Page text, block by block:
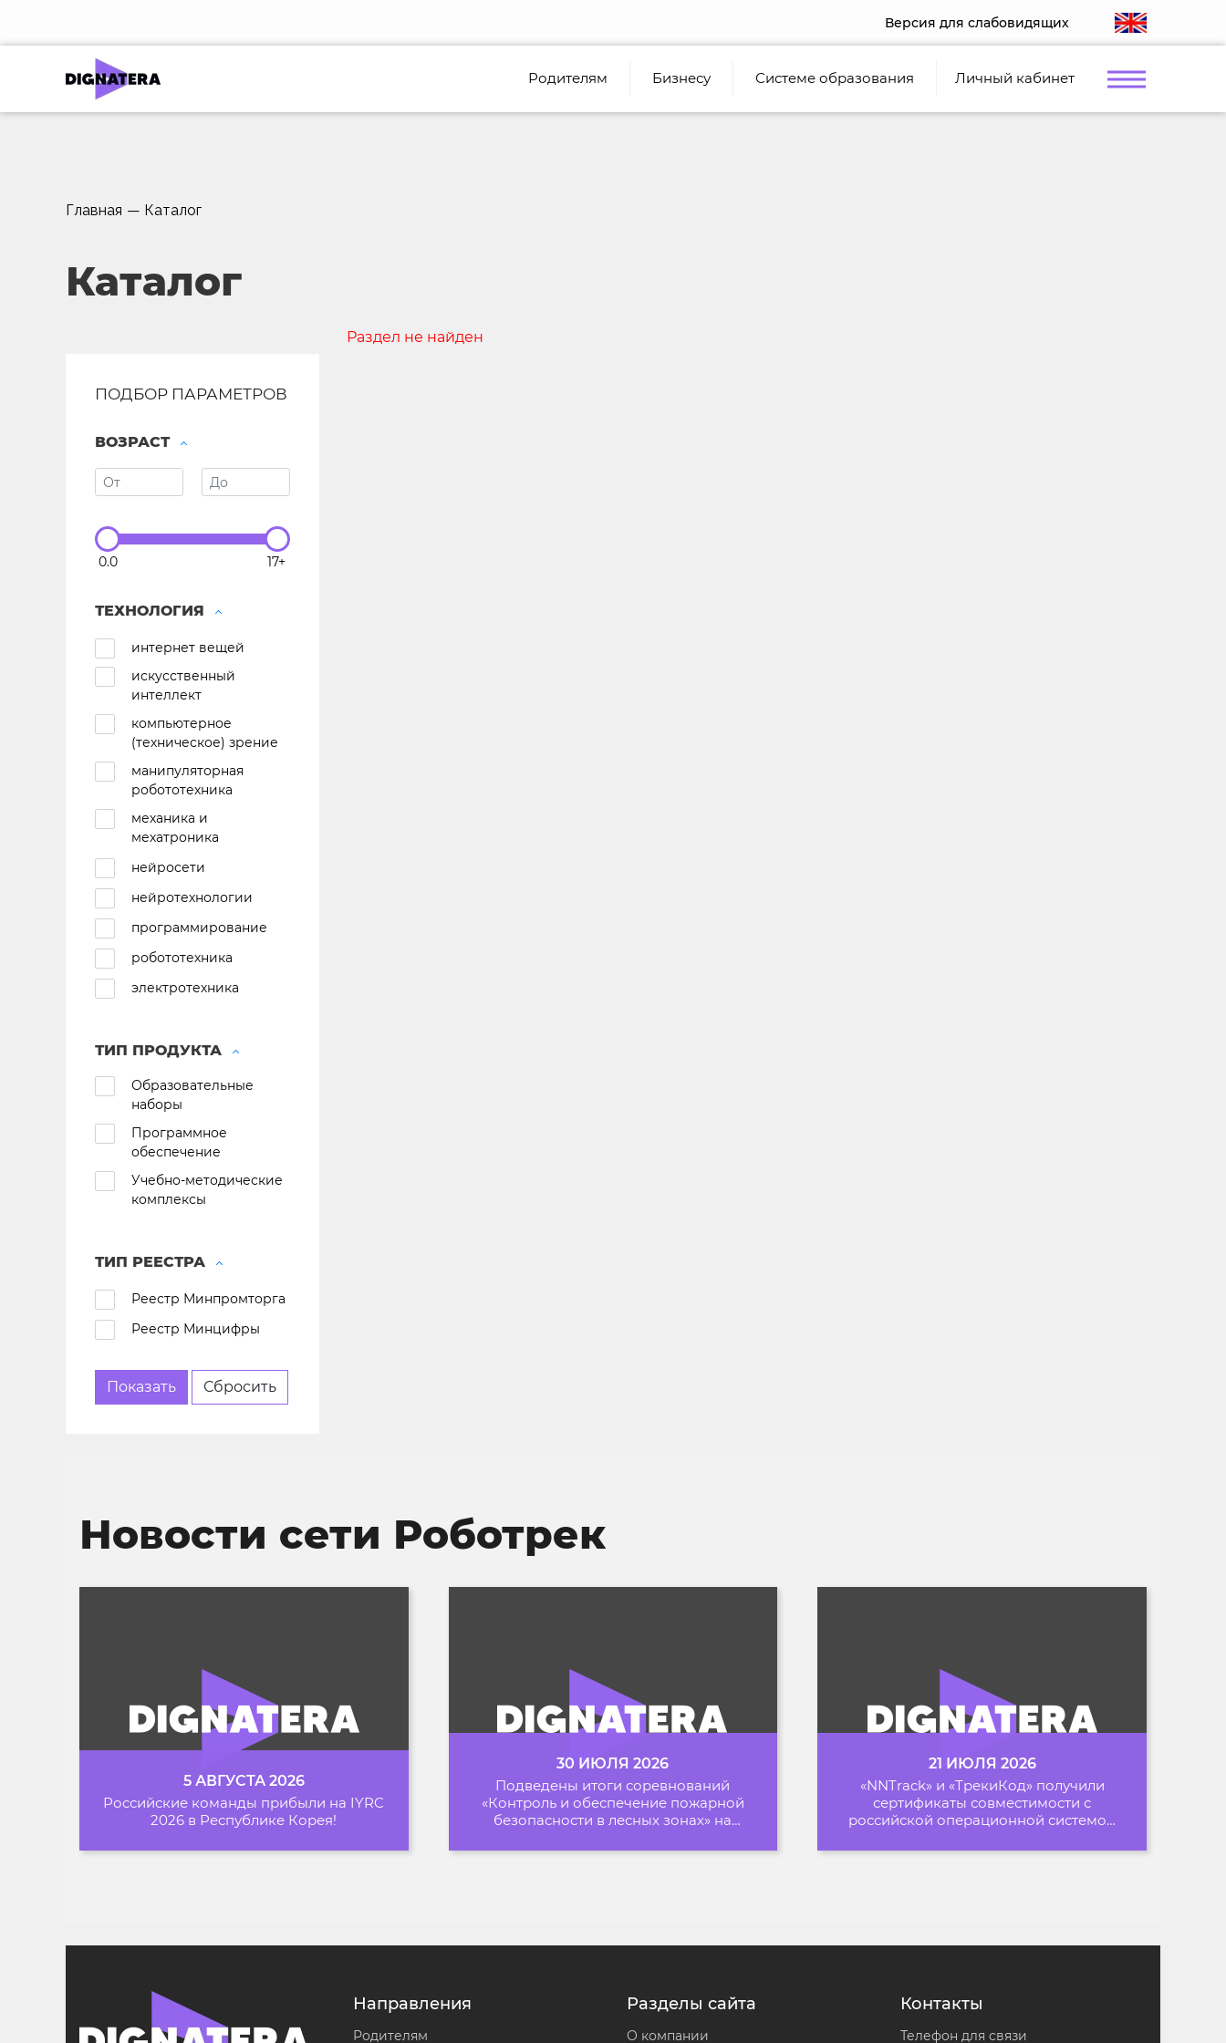
Версия для слабовидящих
Родителям Бизнесу Системе образования Личный кабинет
Главная — Каталог
Каталог
ПОДБОР ПАРАМЕТРОВ
ВОЗРАСТ
0.0 17+
ТЕХНОЛОГИЯ
интернет вещей
искусственный
интеллект
компьютерное
(техническое) зрение
манипуляторная
робототехника
механика и
мехатроника
нейросети
нейротехнологии
программирование
робототехника
электротехника
ТИП ПРОДУКТА
Образовательные
наборы
Программное
обеспечение
Учебно-методические
комплексы
ТИП РЕЕСТРА
Реестр Минпромторга
Реестр Минцифры
Раздел не найден
Новости сети Роботрек
5 АВГУСТА 2026
Российские команды прибыли на IYRC
2026 в Республике Корея!
30 ИЮЛЯ 2026
Подведены итоги соревнований
«Контроль и обеспечение пожарной
безопасности в лесных зонах» на
21 ИЮЛЯ 2026
«NNTrack» и «ТрекиКод» получили
сертификаты совместимости с
российской операционной системой
Направления
Родителям
Разделы сайта
О компании
Контакты
Телефон для связи